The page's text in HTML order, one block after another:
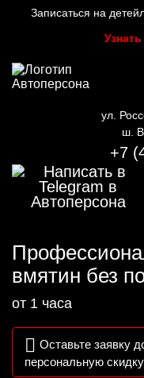
Записаться на
ул.
ш.
+7
вмятин без
от 1 часа
Оставьте заявку
персональную